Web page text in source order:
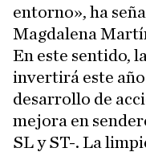
entorno», ha
Magdalena
En este sentido,
invertirá este
desarrollo de
mejora en
SL y ST-. La